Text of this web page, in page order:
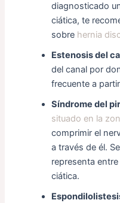
diagnosticado
ciática, te
sobre hernia
Estenosis del
del canal por
frecuente a
Síndrome del
situado en la
comprimir el
a través de él.
representa
ciática.